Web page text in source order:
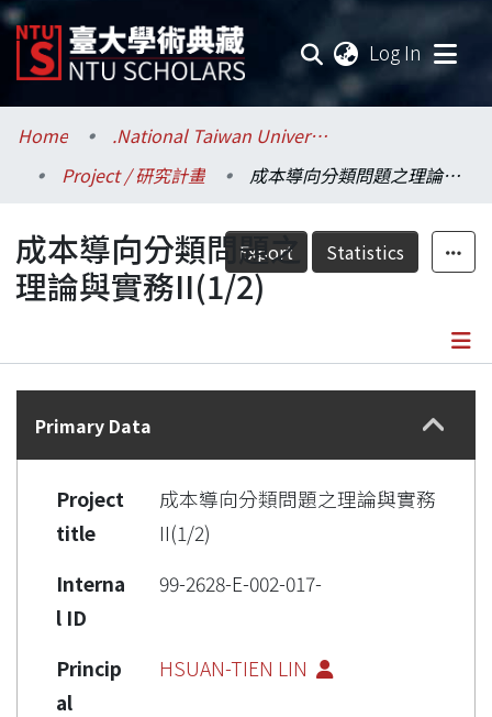
Log In
Communities & Collections
Research Outputs
Fundings & Projects
Researchers
Statistics
Home
.National Taiwan University / 國立臺灣大學
Project / 研究計畫
成本導向分類問題之理論與實務II(1/2)
Export Statistics
成本導向分類問題之
理論與實務II(1/2)
Details
Primary Data
Project
title
成本導向分類問題之理論與實務
II(1/2)
Interna
l ID
99-2628-E-002-017-
Princip
al
HSUAN-TIEN LIN